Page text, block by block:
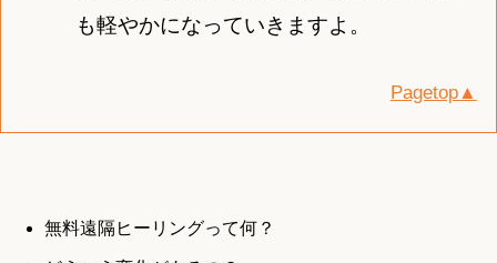
も軽やかになっていきますよ。
Pagetop▲
無料遠隔ヒーリングって何？